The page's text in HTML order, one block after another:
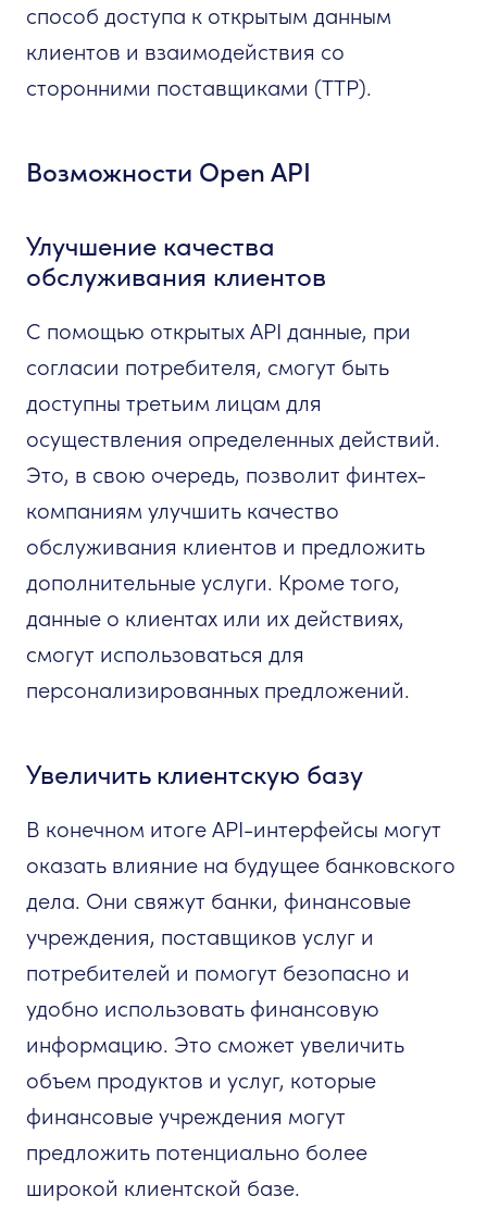
способ доступа к открытым данным
клиентов и взаимодействия со
сторонними поставщиками (TTP).
Возможности Open API
Улучшение качества
обслуживания клиентов
С помощью открытых API данные, при
согласии потребителя, смогут быть
доступны третьим лицам для
осуществления определенных действий.
Это, в свою очередь, позволит финтех-
компаниям улучшить качество
обслуживания клиентов и предложить
дополнительные услуги. Кроме того,
данные о клиентах или их действиях,
смогут использоваться для
персонализированных предложений.
Увеличить клиентскую базу
В конечном итоге API-интерфейсы могут
оказать влияние на будущее банковского
дела. Они свяжут банки, финансовые
учреждения, поставщиков услуг и
потребителей и помогут безопасно и
удобно использовать финансовую
информацию. Это сможет увеличить
объем продуктов и услуг, которые
финансовые учреждения могут
предложить потенциально более
широкой клиентской базе.